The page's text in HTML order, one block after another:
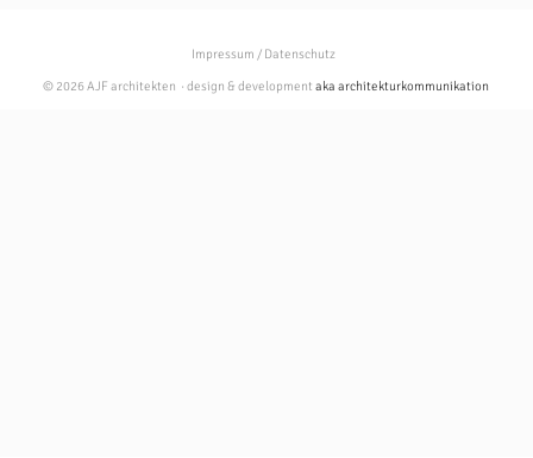
Impressum / Datenschutz
© 2026 AJF architekten · design & developmentaka architekturkommunikation